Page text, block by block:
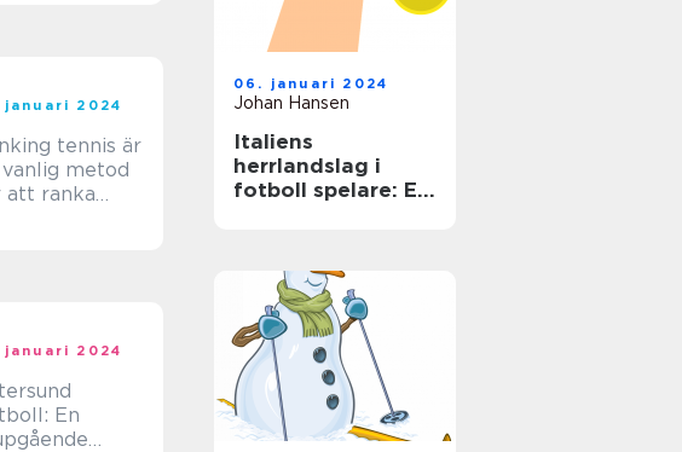
januari 2024
tennis är
metod
att ranka
januari 2024
En
06. januari 2024
Johan Hansen
Italiens
herrlandslag i
fotboll spelare: En